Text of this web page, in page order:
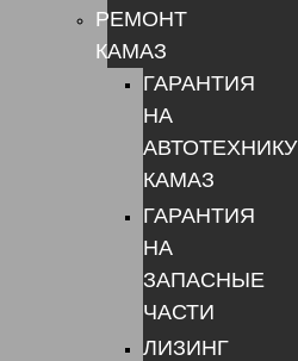
РЕМОНТ
КАМАЗ
ГАРАНТИЯ
НА
АВТОТЕХНИКУ
КАМАЗ
ГАРАНТИЯ
НА
ЗАПАСНЫЕ
ЧАСТИ
ЛИЗИНГ